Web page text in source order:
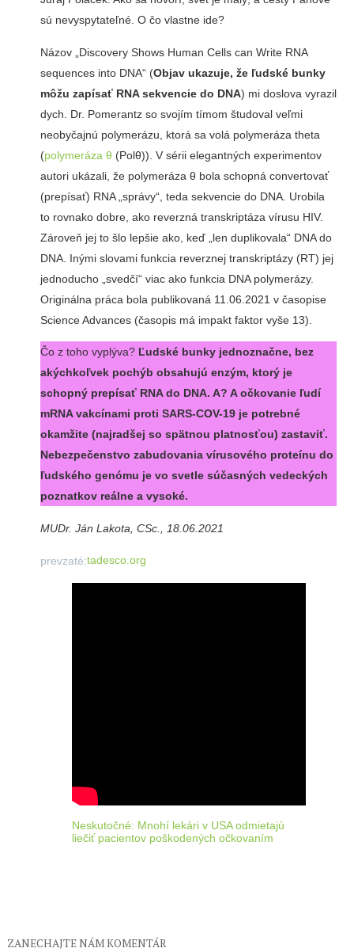
sú nevyspytateľné. O čo vlastne ide?
Názov „Discovery Shows Human Cells can Write RNA
sequences into DNA“ (Objav ukazuje, že ľudské bunky
môžu zapísať RNA sekvencie do DNA) mi doslova vyrazil
dych. Dr. Pomerantz so svojím tímom študoval veľmi
neobyčajnú polymerázu, ktorá sa volá polymeráza theta
(polymeráza θ (Polθ)). V sérii elegantných experimentov
autori ukázali, že polymeráza θ bola schopná convertovať
(prepísať) RNA „správy“, teda sekvencie do DNA. Urobila
to rovnako dobre, ako reverzná transkriptáza vírusu HIV.
Zároveň jej to šlo lepšie ako, keď „len duplikovala“ DNA do
DNA. Inými slovami funkcia reverznej transkriptázy (RT) jej
jednoducho „svedčí“ viac ako funkcia DNA polymerázy.
Originálna práca bola publikovaná 11.06.2021 v časopise
Science Advances (časopis má impakt faktor vyše 13).
Čo z toho vyplýva? Ľudské bunky jednoznačne, bez
akýchkoľvek pochýb obsahujú enzým, ktorý je
schopný prepísať RNA do DNA. A? A očkovanie ľudí
mRNA vakcínami proti SARS-COV-19 je potrebné
okamžite (najradšej so spätnou platnosťou) zastaviť.
Nebezpečenstvo zabudovania vírusového proteínu do
ľudského genómu je vo svetle súčasných vedeckých
poznatkov reálne a vysoké.
MUDr. Ján Lakota, CSc., 18.06.2021
prevzaté:tadesco.org
Neskutočné: Mnohí lekári v USA odmietajú
liečiť pacientov poškodených očkovaním
ZANECHAJTE NÁM KOMENTÁR